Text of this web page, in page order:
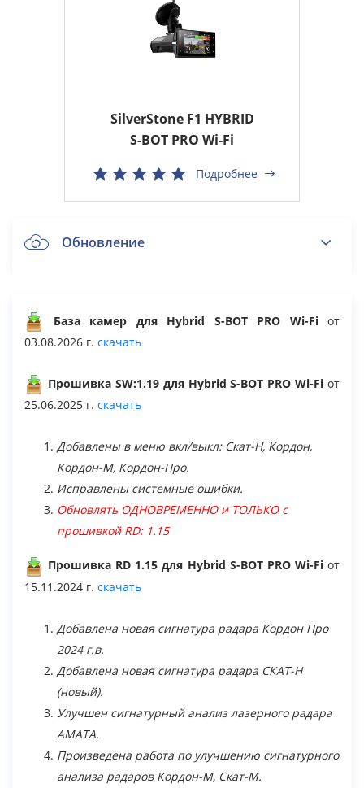
База камер для Hybrid S-BOT PRO Wi-Fiот
03.08.2026 г. скачать
Прошивка SW:1.19 для Hybrid S-BOT PRO Wi-Fi от
25.06.2025 г. скачать
Добавлены в меню вкл/выкл: Скат-Н, Кордон,
Кордон-М, Кордон-Про.
Исправлены системные ошибки.
Обновлять ОДНОВРЕМЕННО и ТОЛЬКО с
прошивкой RD: 1.15
Прошивка RD 1.15 для Hybrid S-BOT PRO Wi-Fiот
15.11.2024 г. скачать
Добавлена новая сигнатура радара Кордон Про
2024 г.в.
Добавлена новая сигнатура радара СКАТ-Н
(новый).
Улучшен сигнатурный анализ лазерного радара
АМАТА.
Произведена работа по улучшению сигнатурного
анализа радаров Кордон-М, Скат-М.
SilverStone F1 HYBRID
S-BOT PRO Wi-Fi
Подробнее
Общие вопросы
Обновление
Архив
Драйвер
Перезагрузка
Вопрос-ответ
Документы